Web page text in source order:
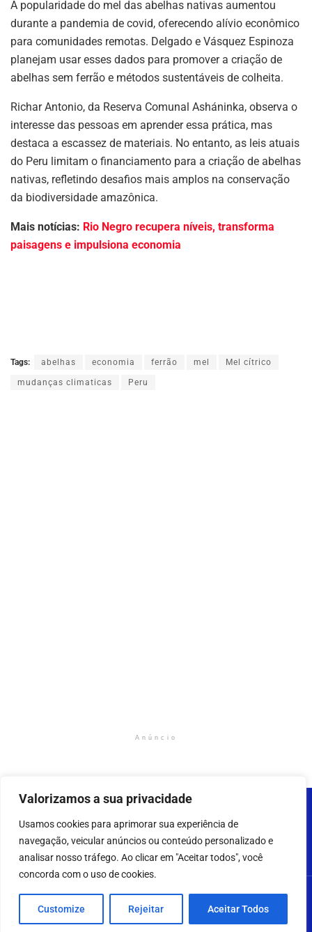
Valorizamos a sua privacidade
Usamos cookies para aprimorar sua experiência de
navegação, veicular anúncios ou conteúdo personalizado e
analisar nosso tráfego. Ao clicar em "Aceitar todos", você
concorda com o uso de cookies.
Customize Rejeitar Aceitar Todos
A popularidade do mel das abelhas nativas aumentou
durante a pandemia de covid, oferecendo alívio econômico
para comunidades remotas. Delgado e Vásquez Espinoza
planejam usar esses dados para promover a criação de
abelhas sem ferrão e métodos sustentáveis de colheita.
Richar Antonio, da Reserva Comunal Asháninka, observa o
interesse das pessoas em aprender essa prática, mas
destaca a escassez de materiais. No entanto, as leis atuais
do Peru limitam o financiamento para a criação de abelhas
nativas, refletindo desafios mais amplos na conservação
da biodiversidade amazônica.
Mais notícias: Rio Negro recupera níveis, transforma
paisagens e impulsiona economia
Tags: abelhas economia ferrão mel Mel cítrico
mudanças climaticas Peru
Anúncio
2023 - 2025 - AMAZONNEWS24H – Todos os direitos
reservados.